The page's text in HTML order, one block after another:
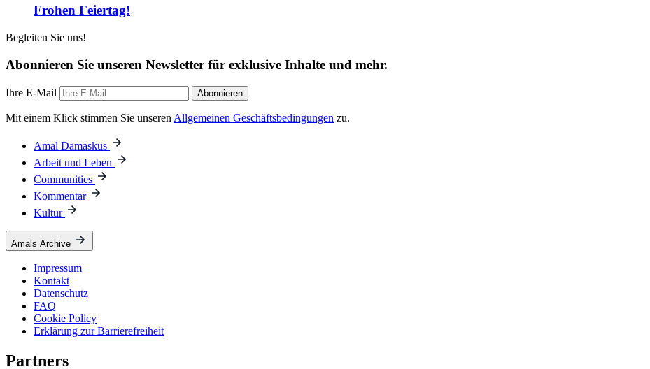
Frohen Feiertag!
Begleiten Sie uns!
Abonnieren Sie unseren Newsletter für exklusive Inhalte und mehr.
Ihre E-Mail Abonnieren
Mit einem Klick stimmen Sie unseren Allgemeinen Geschäftsbedingungen zu.
Amal Damaskus
Arbeit und Leben
Communities
Kommentar
Kultur
Amals Archive
Impressum
Kontakt
Datenschutz
FAQ
Cookie Policy
Erklärung zur Barrierefreiheit
Partners